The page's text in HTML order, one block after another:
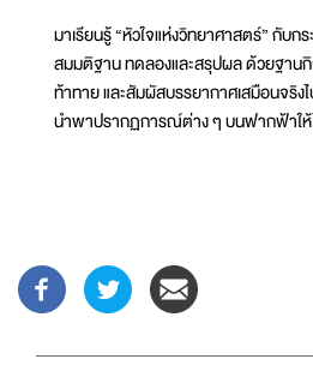
มาเรียนรู้ “หัวใจแห่งวิทยาศาสตร์” กับก
สมมติฐาน ทดลองและสรุปผล ด้วยฐาน
ท้าทาย และสัมผัสบรรยากาศเสมือนจริง
นำพาปรากฏการณ์ต่าง ๆ บนฟากฟ้าใ